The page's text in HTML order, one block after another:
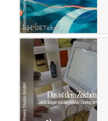
Bild: OETicket